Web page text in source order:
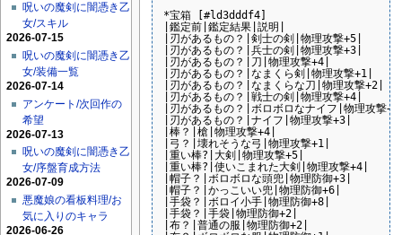
呪いの魔剣に闇憑き乙
女/スキル
2026-07-15
呪いの魔剣に闇憑き乙
女/装備一覧
2026-07-14
アンケート/次回作の
希望
2026-07-13
呪いの魔剣に闇憑き乙
女/序盤育成方法
2026-07-09
悪魔娘の看板料理/お
気に入りのキャラ
2026-06-26
*宝箱 [#ld3dddf4]
|鑑定前|鑑定結果|説明|
|刃があるもの？|剣士の剣|物理攻撃+5|
|刃があるもの？|兵士の剣|物理攻撃+3|
|刃があるもの？|刀|物理攻撃+4|
|刃があるもの？|なまくら剣|物理攻撃+1|
|刃があるもの？|なまくらな刀|物理攻撃+2|
|刃があるもの？|戦士の剣|物理攻撃+4|
|刃があるもの？|ボロボロなナイフ|物理攻撃
|刃があるもの？|ナイフ|物理攻撃+3|
|棒？|槍|物理攻撃+4|
|弓？|壊れそうな弓|物理攻撃+1|
|重い棒?|大剣|物理攻撃+5|
|重い棒?|使いこまれた大剣|物理攻撃+4|
|帽子？|ボロボロな頭兜|物理防御+3|
|帽子？|かっこいい兜|物理防御+6|
|手袋？|ボロイ小手|物理防御+8|
|手袋？|手袋|物理防御+2|
|布？|普通の服|物理防御+2|